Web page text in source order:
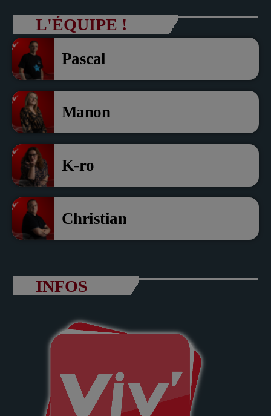
président com de com
L'ÉQUIPE !
Pascal
Manon
K-ro
Christian
INFOS